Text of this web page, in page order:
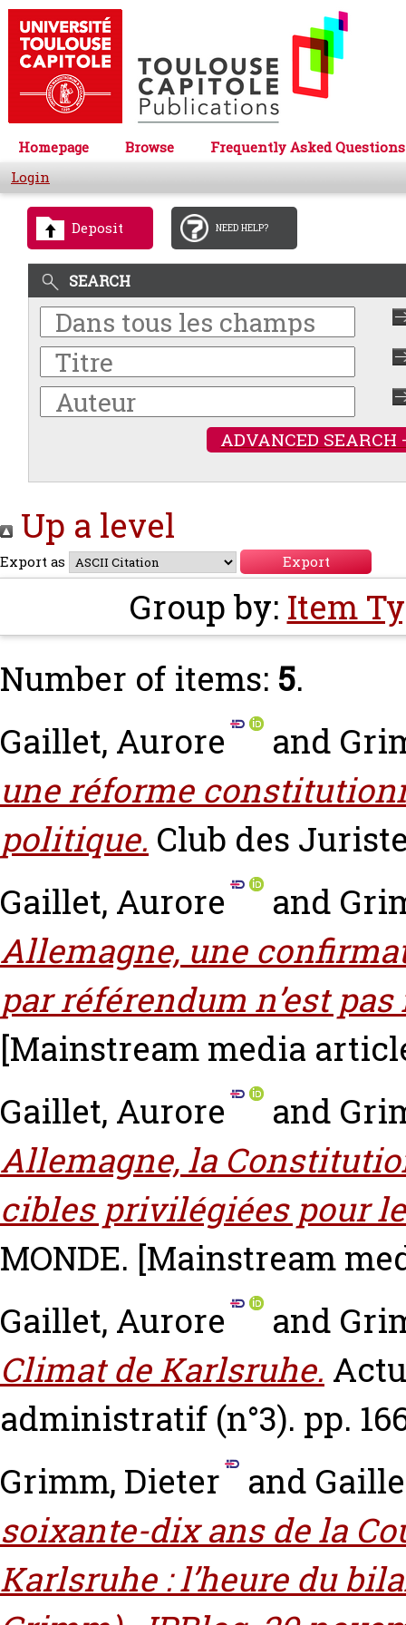
Homepage Browse
Frequently Asked Questions
Login
Deposit NEED HELP?
SEARCH
ADVANCED SEARCH
Up a level
Export as
Group by: Item
Number of items: 5.
Gaillet, Aurore
and
une réforme
politique. Club des
Gaillet, Aurore
and
Allemagne, une
par référendum n’est
[Mainstream media
Gaillet, Aurore
and
Allemagne, la
cibles privilégiées pour
MONDE. [Mainstream
Gaillet, Aurore
and
Climat de Karlsruhe.
administratif (n°3). pp.
Grimm, Dieter
and
soixante-dix ans de la
Karlsruhe : l’heure du